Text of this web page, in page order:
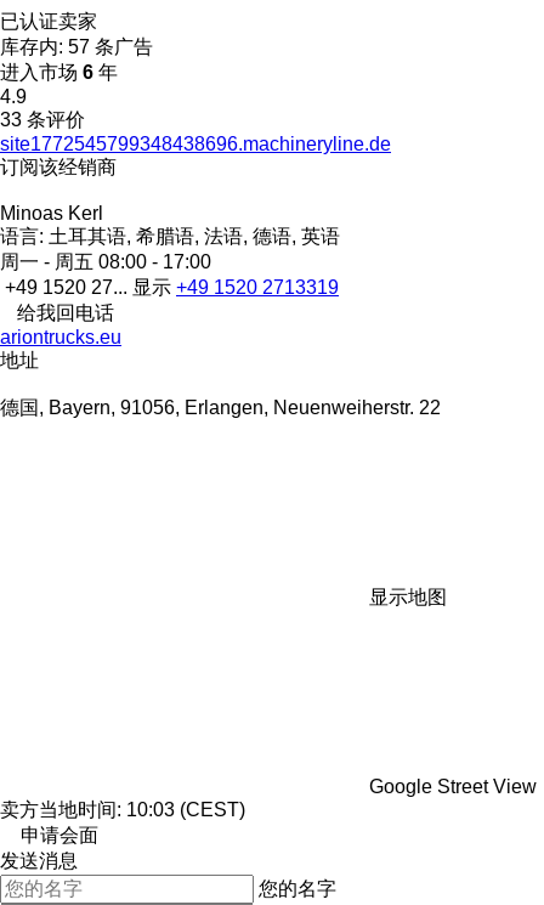
已认证卖家
库存内: 57 条广告
进入市场 6 年
4.9
33 条评价
site1772545799348438696.machineryline.de
订阅该经销商
Minoas Kerl
语言: 土耳其语, 希腊语, 法语, 德语, 英语
周一 - 周五 08:00 - 17:00
+49 1520 27... 显示 +49 1520 2713319
给我回电话
ariontrucks.eu
地址
德国, Bayern, 91056, Erlangen, Neuenweiherstr. 22
显示地图
Google Street View
卖方当地时间: 10:03 (CEST)
申请会面
发送消息
您的名字